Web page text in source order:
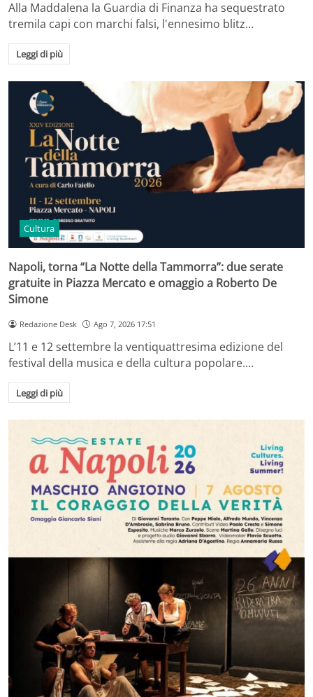
Alla Maddalena la Guardia di Finanza ha sequestrato
tremila capi con marchi falsi, l'ennesimo blitz…
Leggi di più
Cultura
Napoli, torna “La Notte della Tammorra”: due serate
gratuite in Piazza Mercato e omaggio a Roberto De
Simone
Redazione Desk Ago 7, 2026 17:51
L’11 e 12 settembre la ventiquattresima edizione del
festival della musica e della cultura popolare.…
Leggi di più